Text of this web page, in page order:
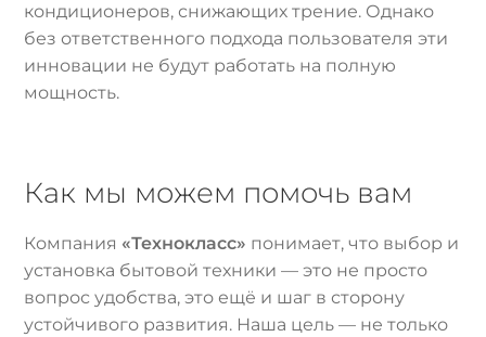
кондиционеров, снижающих трение. Однако
без ответственного подхода пользователя эти
инновации не будут работать на полную
мощность.
Как мы можем помочь вам
Компания «Технокласс» понимает, что выбор и
установка бытовой техники — это не просто
вопрос удобства, это ещё и шаг в сторону
устойчивого развития. Наша цель — не только